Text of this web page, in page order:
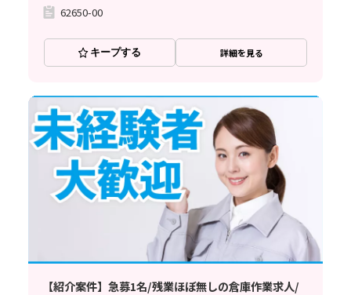
62650-00
キープする 詳細を見る
【紹介案件】急募1名/残業ほぼ無しの倉庫作業求人/